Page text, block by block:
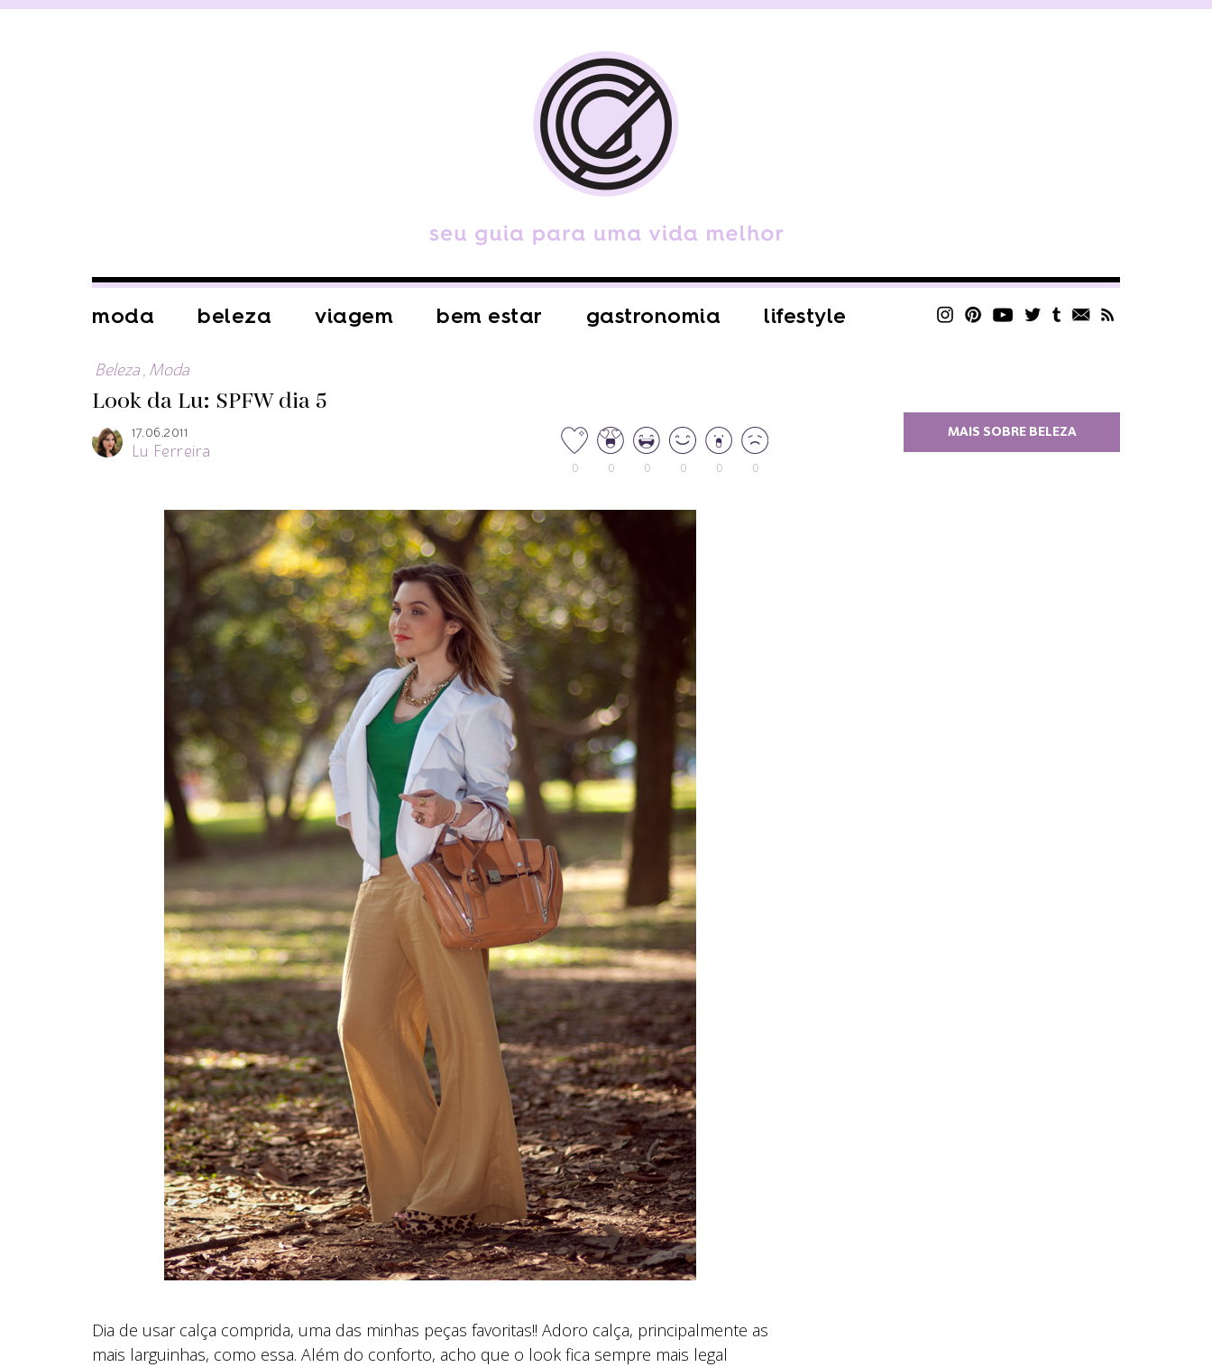
moda beleza viagem bem estar gastronomia lifestyle
Beleza , Moda
Look da Lu: SPFW dia 5
17.06.2011
Lu Ferreira
0 0 0 0 0 0
Dia de usar calça comprida, uma das minhas peças favoritas!! Adoro calça, principalmente as
mais larguinhas, como essa. Além do conforto, acho que o look fica sempre mais legal
MAIS SOBRE BELEZA